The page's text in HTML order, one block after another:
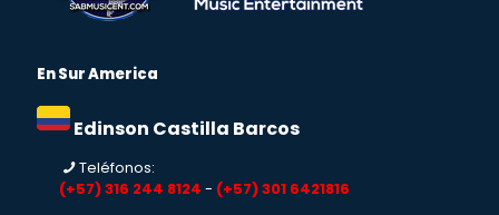
En Sur America
Edinson Castilla Barcos
Teléfonos:
(+57) 316 244 8124 - (+57) 301 6421816